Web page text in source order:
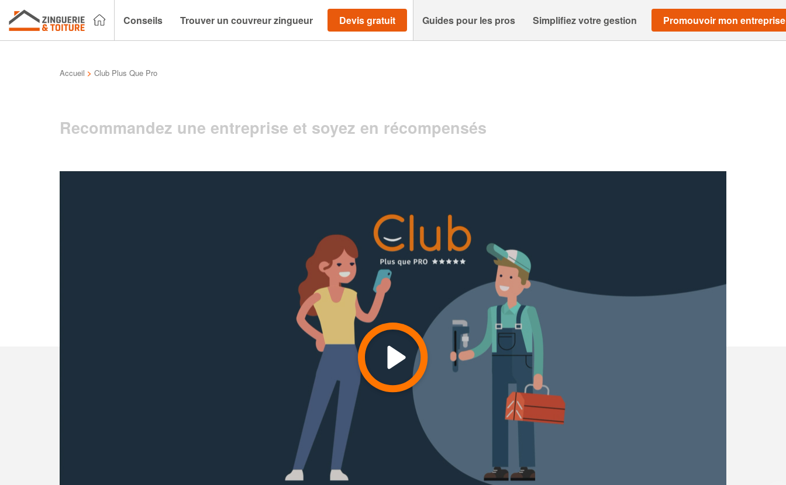
Conseils Trouver un couvreur zingueur Devis gratuit Guides pour les pros Simplifiez votre gestion Promouvoir mon entreprise
Accueil > Club Plus Que Pro
Recommandez une entreprise et soyez en récompensés